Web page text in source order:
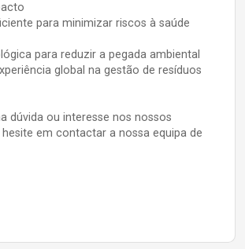
para minimizar riscos à saúde
para reduzir a pegada ambiental
global na gestão de resíduos
dúvida ou interesse nos nossos
em contactar a nossa equipa de